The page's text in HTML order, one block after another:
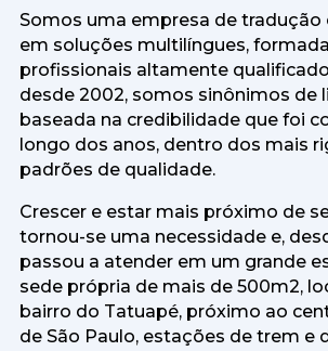
Somos uma empresa de tradução
em soluções multilíngues,
profissionais altamente
desde 2002, somos sinônimos de
baseada na credibilidade que foi
longo dos anos, dentro dos mais
padrões de qualidade.
Crescer e estar mais próximo de
tornou-se uma necessidade e,
passou a atender em um grande
sede própria de mais de 500m2,
bairro do Tatuapé, próximo ao
de São Paulo, estações de trem e